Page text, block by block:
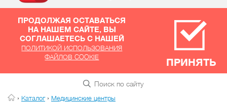
ПРОДОЛЖАЯ ОСТАВАТЬСЯ
НА НАШЕМ САЙТЕ, ВЫ
СОГЛАШАЕТЕСЬ С НАШЕЙ
ПОЛИТИКОЙ ИСПОЛЬЗОВАНИЯ
ФАЙЛОВ COOKIE
ПРИНЯТЬ
› Каталог› Медицинские центры